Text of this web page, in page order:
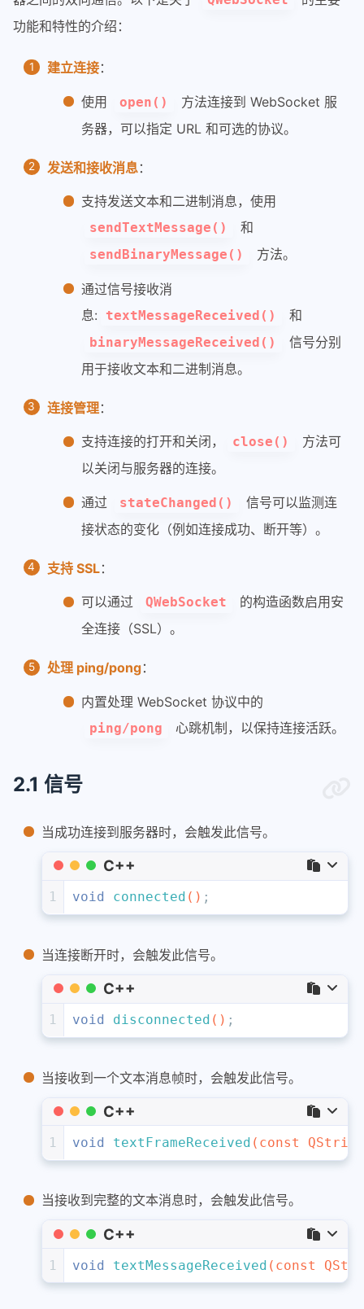
功能和特性的介绍：
建立连接：
使用 open()
方法连接到 WebSocket 服
务器，可以指定 URL 和可选的协议。
发送和接收消息：
支持发送文本和二进制消息，使用
sendTextMessage() 和
sendBinaryMessage() 方法。
通过信号接收消
息:
textMessageReceived() 和
binaryMessageReceived()
信号分别
用于接收文本和二进制消息。
连接管理：
支持连接的打开和关闭， close()
方法可
以关闭与服务器的连接。
通过 stateChanged()
信号可以监测连
接状态的变化（例如连接成功、断开等）。
支持 SSL：
可以通过 QWebSocket
的构造函数启用安
全连接（SSL）。
处理 ping/pong：
内置处理 WebSocket 协议中的
ping/pong 心跳机制，以保持连接活跃。
2.1 信号
当成功连接到服务器时，会触发此信号。
C++
1 void connected () ;
当连接断开时，会触发此信号。
C++
1 void disconnected () ;
当接收到一个文本消息帧时，会触发此信号。
C++
1 void textFrameReceived ( const
当接收到完整的文本消息时，会触发此信号。
C++
1 void textMessageReceived ( const